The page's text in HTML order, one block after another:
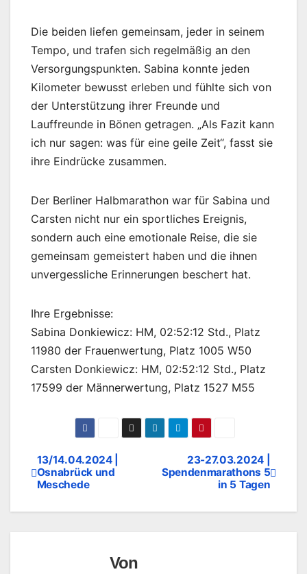
Die beiden liefen gemeinsam, jeder in seinem
Tempo, und trafen sich regelmäßig an den
Versorgungspunkten. Sabina konnte jeden
Kilometer bewusst erleben und fühlte sich von
der Unterstützung ihrer Freunde und
Lauffreunde in Bönen getragen. „Als Fazit kann
ich nur sagen: was für eine geile Zeit“, fasst sie
ihre Eindrücke zusammen.
Der Berliner Halbmarathon war für Sabina und
Carsten nicht nur ein sportliches Ereignis,
sondern auch eine emotionale Reise, die sie
gemeinsam gemeistert haben und die ihnen
unvergessliche Erinnerungen beschert hat.
Ihre Ergebnisse:
Sabina Donkiewicz: HM, 02:52:12 Std., Platz
11980 der Frauenwertung, Platz 1005 W50
Carsten Donkiewicz: HM, 02:52:12 Std., Platz
17599 der Männerwertung, Platz 1527 M55
Beitragsnavigation23-27.03.2024 |
Spendenmarathons 5
in 5 Tagen
13/14.04.2024 |
Osnabrück und
Meschede
Von